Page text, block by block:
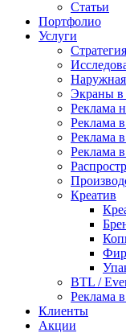
Статьи
Портфолио
Услуги
Экраны
Реклама
Реклама
Реклама
Реклама
Креатив
BTL /
Реклама
Клиенты
Акции